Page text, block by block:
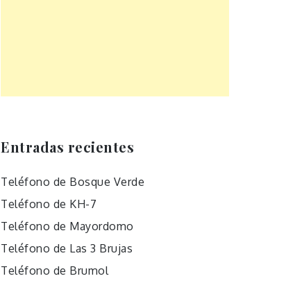
Entradas recientes
Teléfono de Bosque Verde
Teléfono de KH-7
Teléfono de Mayordomo
Teléfono de Las 3 Brujas
Teléfono de Brumol